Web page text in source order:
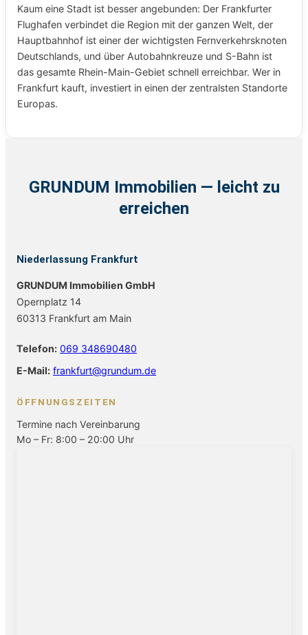
Kaum eine Stadt ist besser angebunden: Der Frankfurter
Flughafen verbindet die Region mit der ganzen Welt, der
Hauptbahnhof ist einer der wichtigsten Fernverkehrsknoten
Deutschlands, und über Autobahnkreuze und S-Bahn ist
das gesamte Rhein-Main-Gebiet schnell erreichbar. Wer in
Frankfurt kauft, investiert in einen der zentralsten Standorte
Europas.
GRUNDUM Immobilien — leicht zu
erreichen
Niederlassung Frankfurt
GRUNDUM Immobilien GmbH
Opernplatz 14
60313 Frankfurt am Main
Telefon: 069 348690480
E-Mail: frankfurt@grundum.de
ÖFFNUNGSZEITEN
Termine nach Vereinbarung
Mo – Fr: 8:00 – 20:00 Uhr